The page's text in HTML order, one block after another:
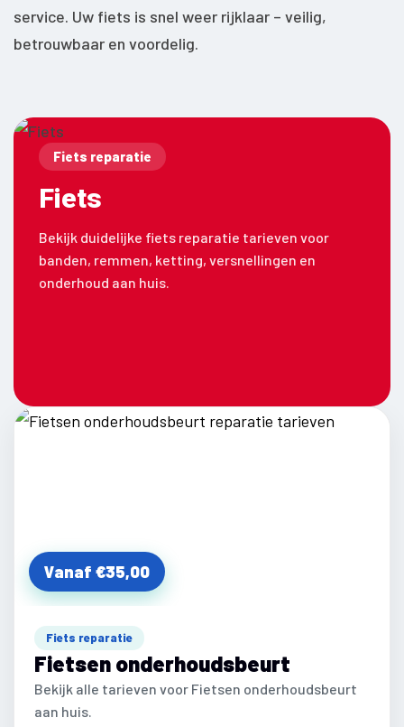
service. Uw fiets is snel weer rijklaar – veilig,
betrouwbaar en voordelig.
Fiets reparatie
Fiets
Bekijk duidelijke fiets reparatie tarieven voor
banden, remmen, ketting, versnellingen en
onderhoud aan huis.
Vanaf €35,00
Fiets reparatie
Fietsen onderhoudsbeurt
Bekijk alle tarieven voor Fietsen onderhoudsbeurt
aan huis.